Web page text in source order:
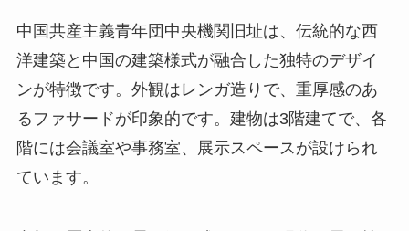
中国共産主義青年団中央機関旧址は、伝統的な西
洋建築と中国の建築様式が融合した独特のデザイ
ンが特徴です。外観はレンガ造りで、重厚感のあ
るファサードが印象的です。建物は3階建てで、各
階には会議室や事務室、展示スペースが設けられ
ています。